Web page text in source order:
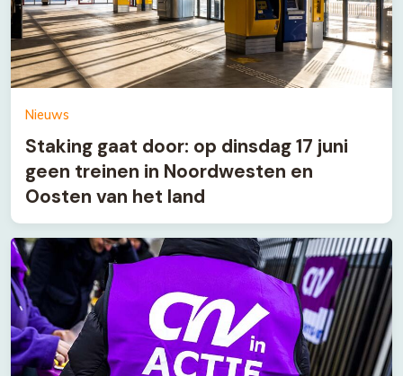
Nieuws
Staking gaat door: op dinsdag 17 juni
geen treinen in Noordwesten en
Oosten van het land